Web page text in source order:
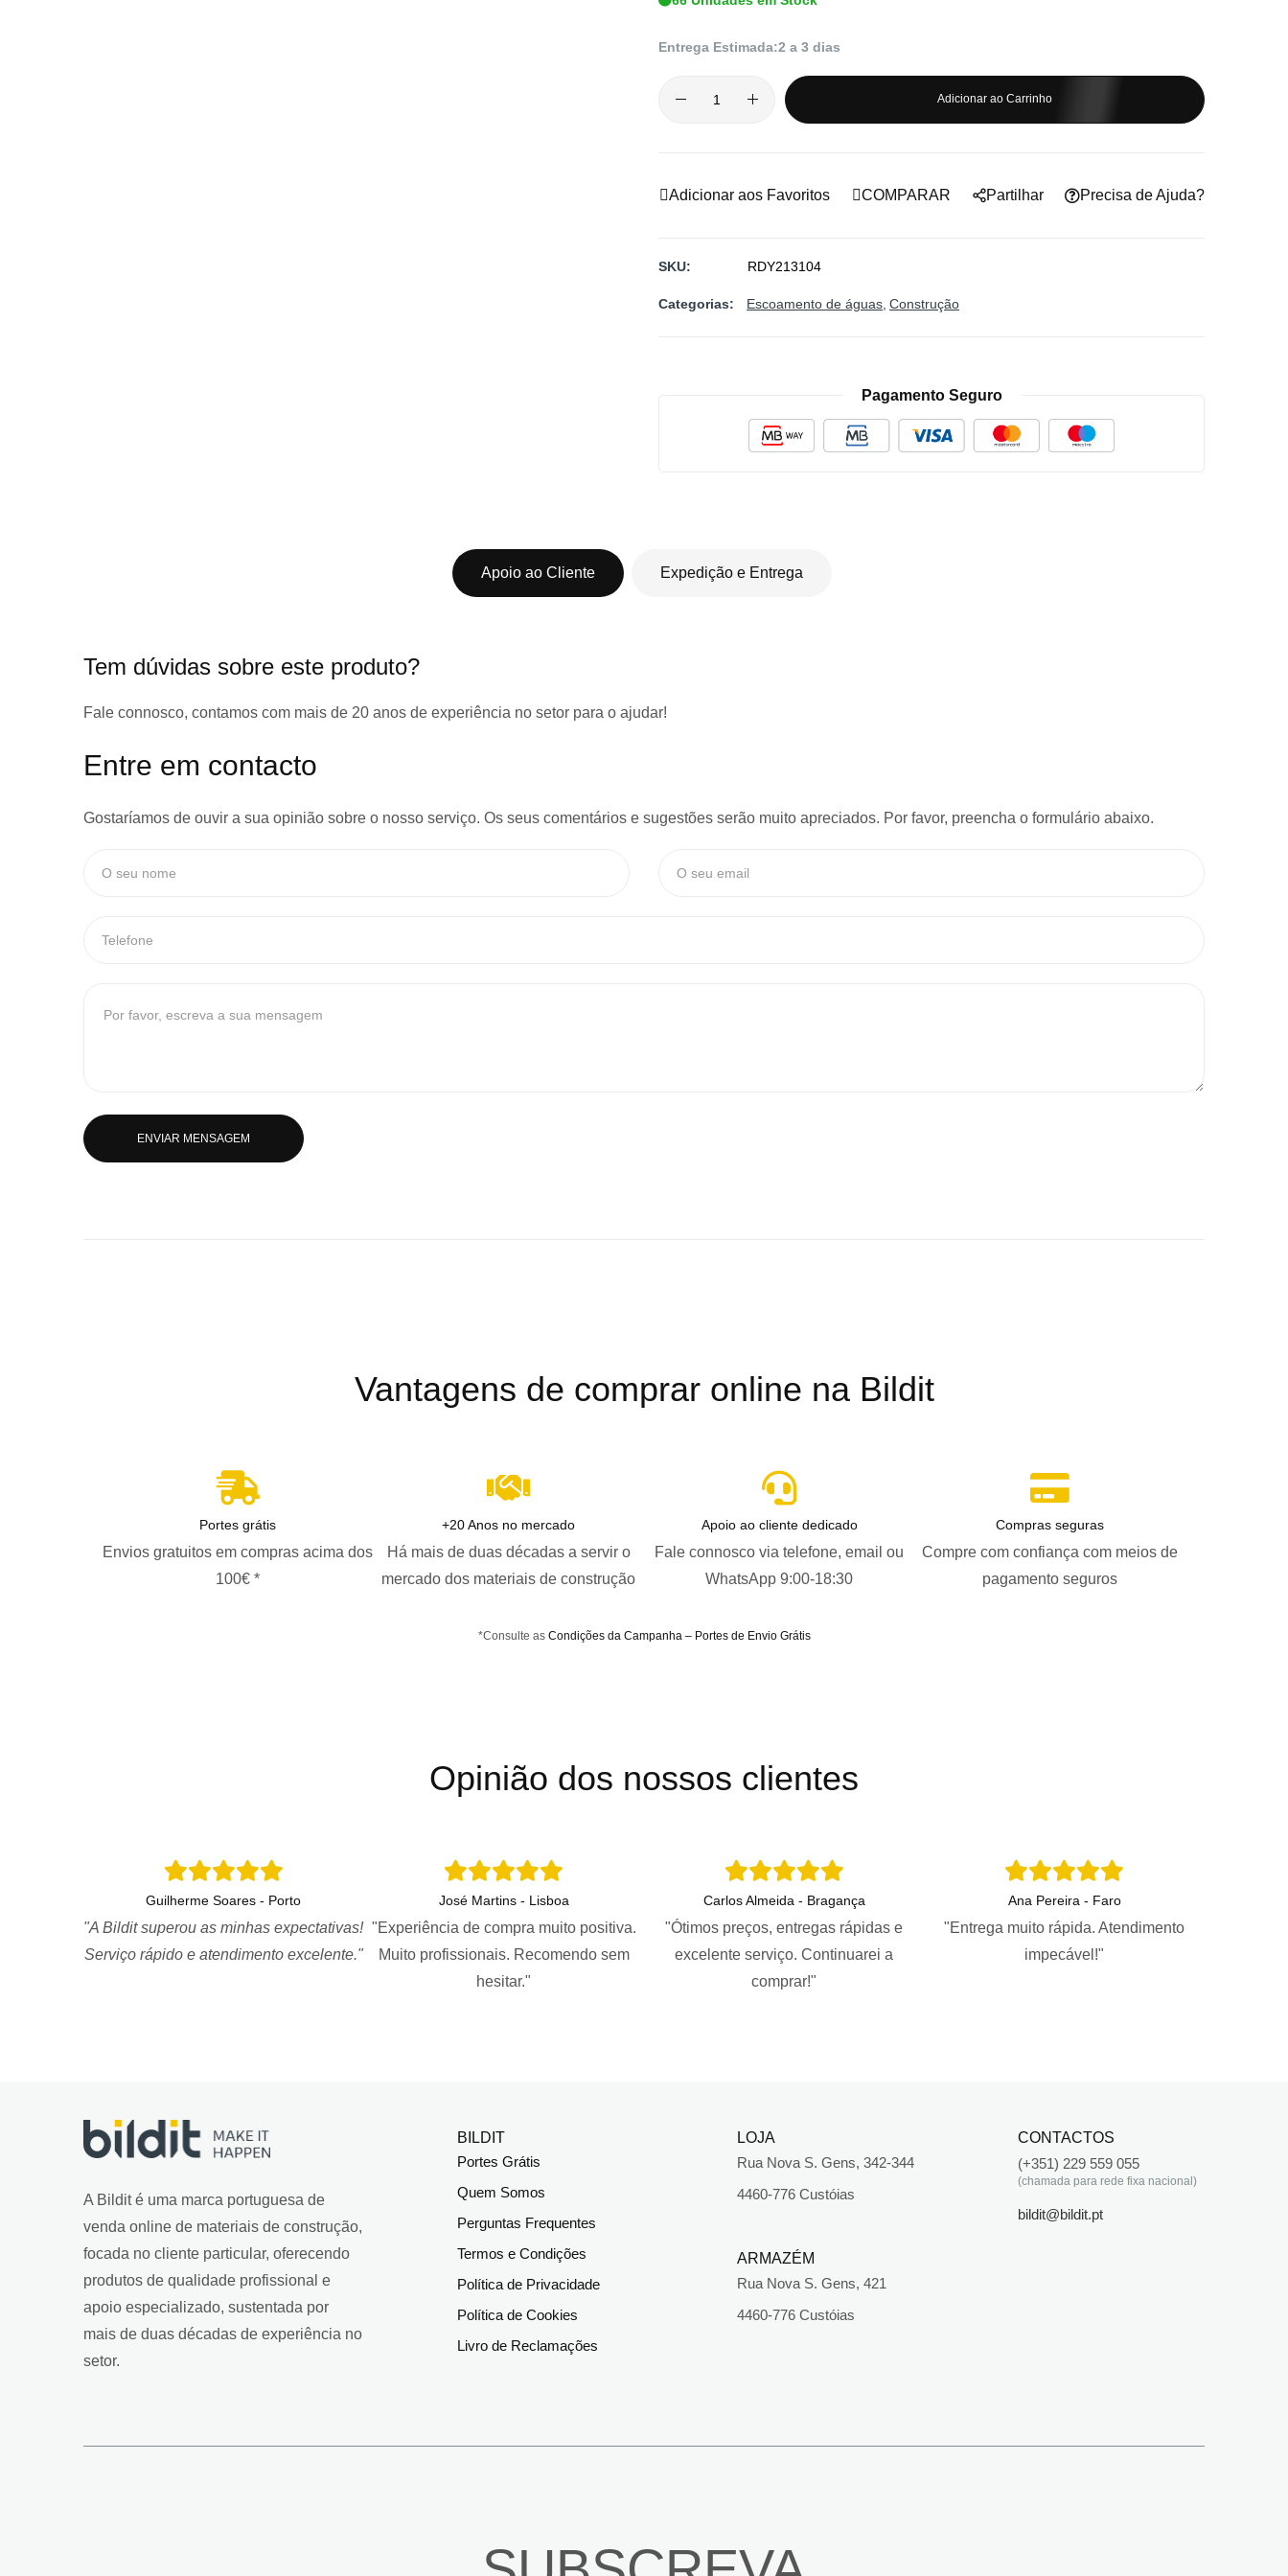
Entrega Estimada:2 a 3 dias
Adicionar ao Carrinho
Adicionar aos Favoritos COMPARAR Precisa de Ajuda?
Partilhar
SKU RDY213104
Categorias: Escoamento de águas Construção
Pagamento Seguro
Apoio ao Cliente
Tem dúvidas sobre este produto?
Fale connosco, contamos com mais de 20 anos de experiência no setor para o ajudar!
Entre em contacto
Gostaríamos de ouvir a sua opinião sobre o nosso serviço. Os seus comentários e sugestões serão muito apreciados. Por favor, preencha o formulário abaixo.
ENVIAR MENSAGEM
Expedição e Entrega
Vantagens de comprar online na Bildit
Portes grátis
Envios gratuitos em compras acima dos
100€ *
+20 Anos no mercado
Há mais de duas décadas a servir o
mercado dos materiais de construção
Apoio ao cliente dedicado
Fale connosco via telefone, email ou
WhatsApp 9:00-18:30
Compras seguras
Compre com confiança com meios de
pagamento seguros
*Consulte as Condições da Campanha – Portes de Envio Grátis
Opinião dos nossos clientes
Guilherme Soares - Porto
"A Bildit superou as minhas expectativas!
Serviço rápido e atendimento excelente."
José Martins - Lisboa
"Experiência de compra muito positiva.
Muito profissionais. Recomendo sem
hesitar."
Carlos Almeida - Bragança
"Ótimos preços, entregas rápidas e
excelente serviço. Continuarei a
comprar!"
Ana Pereira - Faro
"Entrega muito rápida. Atendimento
impecável!"
A Bildit é uma marca portuguesa de
venda online de materiais de construção,
focada no cliente particular, oferecendo
produtos de qualidade profissional e
apoio especializado, sustentada por
mais de duas décadas de experiência no
setor.
BILDIT
Portes Grátis
Quem Somos
Perguntas Frequentes
Termos e Condições
Política de Privacidade
Política de Cookies
Livro de Reclamações
LOJA
Rua Nova S. Gens, 342-344
4460-776 Custóias
ARMAZÉM
Rua Nova S. Gens, 421
4460-776 Custóias
CONTACTOS
(+351) 229 559 055
(chamada para rede fixa nacional)
bildit@bildit.pt